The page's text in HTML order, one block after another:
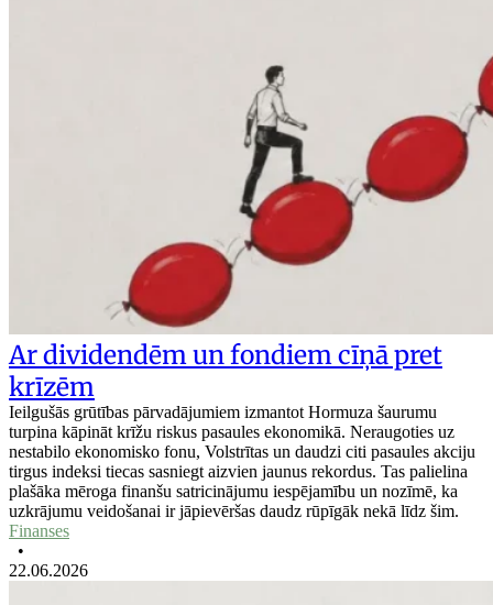
Ar dividendēm un fondiem cīņā pret
krīzēm
Ieilgušās grūtības pārvadājumiem izmantot Hormuza šaurumu
turpina kāpināt krīžu riskus pasaules ekonomikā. Neraugoties uz
nestabilo ekonomisko fonu, Volstrītas un daudzi citi pasaules akciju
tirgus indeksi tiecas sasniegt aizvien jaunus rekordus. Tas palielina
plašāka mēroga finanšu satricinājumu iespējamību un nozīmē, ka
uzkrājumu veidošanai ir jāpievēršas daudz rūpīgāk nekā līdz šim.
Finanses
•
22.06.2026